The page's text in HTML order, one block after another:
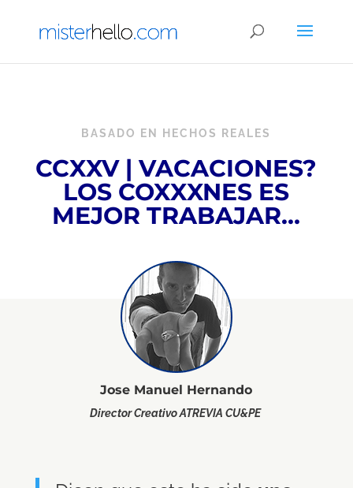
BASADO EN HECHOS REALES
CCXXV | VACACIONES?
LOS COXXXNES ES
MEJOR TRABAJAR…
Jose Manuel Hernando
Director Creativo ATREVIA CU&PE